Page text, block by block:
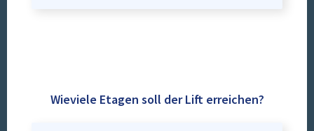
Wieviele Etagen soll der Lift erreichen?